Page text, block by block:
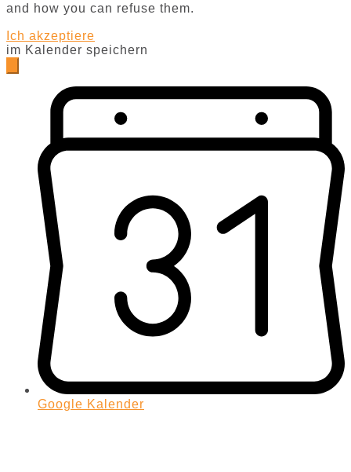
and how you can refuse them.
Ich akzeptiere
im Kalender speichern
Google Kalender